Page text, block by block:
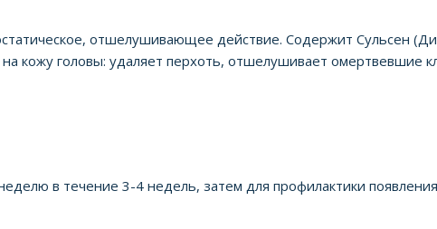
отшелушивающее действие. Содержит Сульсен
кожу головы: удаляет перхоть, отшелушивает омертвевшие
в течение 3-4 недель, затем для профилактики